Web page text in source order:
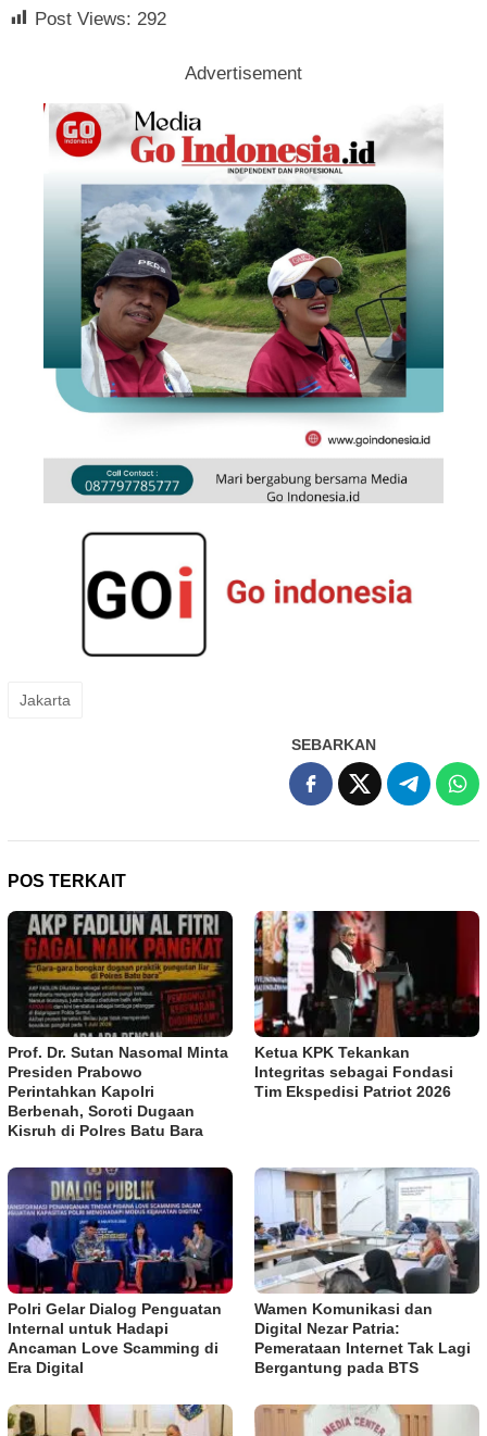
Post Views: 292
Advertisement
Jakarta
SEBARKAN
POS TERKAIT
Prof. Dr. Sutan Nasomal Minta
Presiden Prabowo
Perintahkan Kapolri
Berbenah, Soroti Dugaan
Kisruh di Polres Batu Bara
Ketua KPK Tekankan
Integritas sebagai Fondasi
Tim Ekspedisi Patriot 2026
Polri Gelar Dialog Penguatan
Internal untuk Hadapi
Ancaman Love Scamming di
Era Digital
Wamen Komunikasi dan
Digital Nezar Patria:
Pemerataan Internet Tak Lagi
Bergantung pada BTS